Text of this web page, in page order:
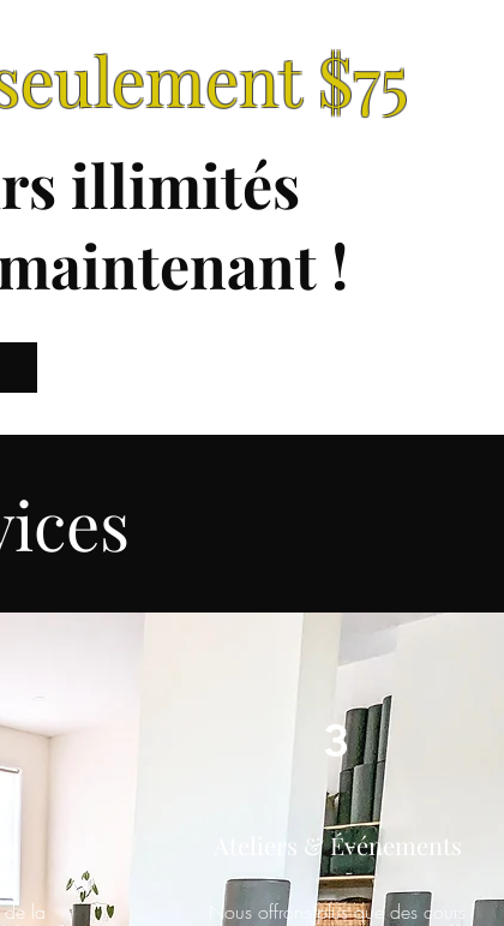
$75
illimités
!
de la
3
Ateliers & Événements
Nous offrons plus que des cours